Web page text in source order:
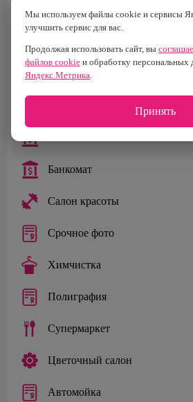
Столовая
Курьерские услуги
Банкомат
Салон красоты
Срочное фото
Химчистка
Полиграфия
Супермаркет
Цветочный салон
Автомойка
Мы используем файлы cookie и сервисы
улучшить сервис для вас.
Продолжая использовать сайт, вы
файлов cookie и обработку персональных
Яндекс.Метрика
Принять